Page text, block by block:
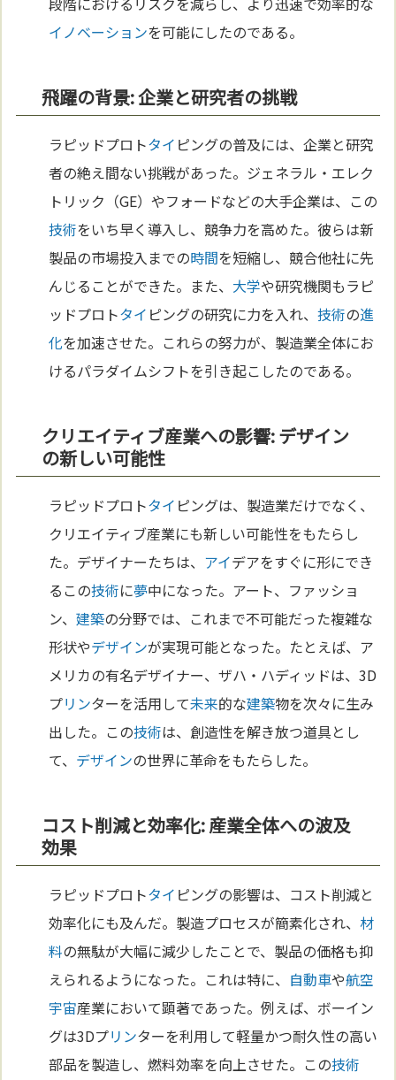
イノベーションを可能にしたのである。
飛躍の背景: 企業と研究者の挑戦
ラピッドプロトタイ ピングの普及には、企業と研究
者の絶え間ない挑戦があった。ジェネラル・エレク
トリック（GE）やフォードなどの大手企業は、この
技術をいち早く導入し、競争力を高めた。彼らは新
製品の市場投入までの時間を短縮し、競合他社に先
んじることができた。また、 大学や研究機関もラピ
ッドプロトタイ ピングの研究に力を入れ、技術の進
化を加速させた。これらの努力が、製造業全体にお
けるパラダイムシフトを引き起こしたのである。
クリエイティブ産業への影響: デザイン
の新しい可能性
ラピッドプロトタイ ピングは、製造業だけでなく、
クリエイティブ産業にも新しい可能性をもたらし
た。デザイナーたちは、 アイデアをすぐに形にでき
るこの技術に夢中になった。アート、ファッショ
ン、建築の分野では、これまで不可能だった複雑な
形状やデザインが実現可能となった。たとえば、ア
メリカの有名デザイナー、ザハ・ハディッドは、3D
プリンターを活用して未来的な建築物を次々に生み
出した。この技術は、創造性を解き放つ道具とし
て、 デザインの世界に革命をもたらした。
コスト削減と効率化: 産業全体への波及
効果
ラピッドプロトタイ ピングの影響は、コスト削減と
効率化にも及んだ。製造プロセスが簡素化され、材
料の無駄が大幅に減少したことで、製品の価格も抑
えられるようになった。これは特に、 自動車や航空
宇宙産業において顕著であった。例えば、ボーイン
グは3Dプリンターを利用して軽量かつ耐久性の高い
部品を製造し、燃料効率を向上させた。この技術